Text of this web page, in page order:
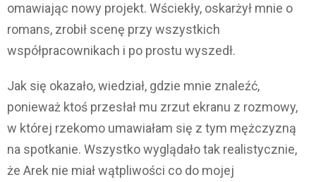
omawiając nowy projekt. Wściekły, oskarżył mnie o
romans, zrobił scenę przy wszystkich
współpracownikach i po prostu wyszedł.
Jak się okazało, wiedział, gdzie mnie znaleźć,
ponieważ ktoś przesłał mu zrzut ekranu z rozmowy,
w której rzekomo umawiałam się z tym mężczyzną
na spotkanie. Wszystko wyglądało tak realistycznie,
że Arek nie miał wątpliwości co do mojej